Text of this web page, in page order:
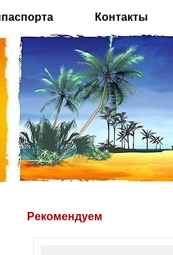
Контакты
Рекомендуем